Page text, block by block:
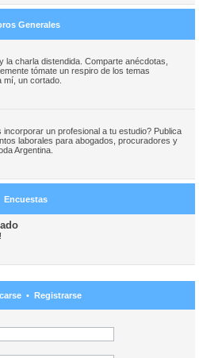
Generales
la charla distendida. Comparte anécdotas,
tómate un respiro de los temas
un cortado.
un profesional a tu estudio? Publica
laborales para abogados, procuradores y
Argentina.
Encuestas
• Registrarse